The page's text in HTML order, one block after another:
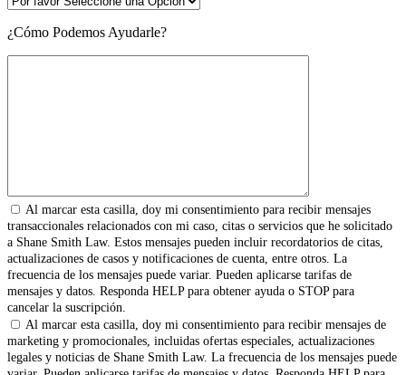
¿Cómo Podemos Ayudarle?
Al marcar esta casilla, doy mi consentimiento para recibir mensajes
transaccionales relacionados con mi caso, citas o servicios que he solicitado
a Shane Smith Law. Estos mensajes pueden incluir recordatorios de citas,
actualizaciones de casos y notificaciones de cuenta, entre otros. La
frecuencia de los mensajes puede variar. Pueden aplicarse tarifas de
mensajes y datos. Responda HELP para obtener ayuda o STOP para
cancelar la suscripción.
Al marcar esta casilla, doy mi consentimiento para recibir mensajes de
marketing y promocionales, incluidas ofertas especiales, actualizaciones
legales y noticias de Shane Smith Law. La frecuencia de los mensajes puede